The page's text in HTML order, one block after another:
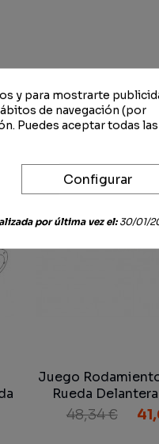
-15%
Juego
Rueda
48,34 €
y para mostrarte
de navegación (por
Puedes aceptar todas las
Configurar
por última vez el:30/01/